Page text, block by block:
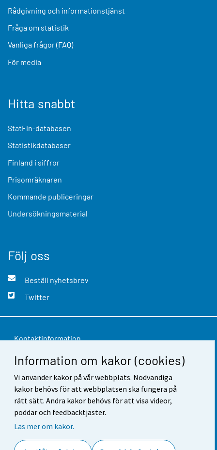
Information om kakor (cookies)
Vi använder kakor på vår webbplats. Nödvändiga
kakor behövs för att webbplatsen ska fungera på
rätt sätt. Andra kakor behövs för att visa videor,
poddar och feedbacktjäster.
Läs mer om kakor.
Rådgivning och informationstjänst
Fråga om statistik
Vanliga frågor (FAQ)
För media
Hitta snabbt
StatFin-databasen
Statistikdatabaser
Finland i siffror
Prisomräknaren
Kommande publiceringar
Undersökningsmaterial
Följ oss
Beställ nyhetsbrev
Twitter
Kontaktinformation
Respons
Användarvillkor
Dataskydd
Tillgänglighet